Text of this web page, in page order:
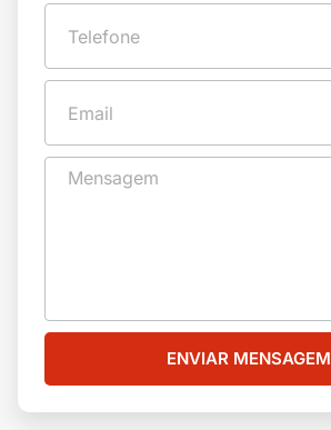
ENVIAR MENSAGEM